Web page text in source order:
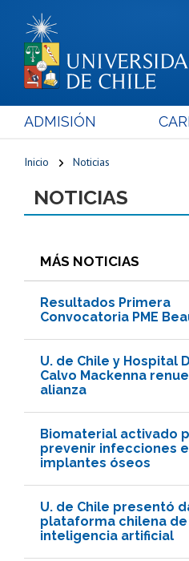
ADMISIÓN
Inicio Noticias
NOTICIAS
MÁS NOTICIAS
Resultados Primera
Convocatoria PME
U. de Chile y Hospital
Calvo Mackenna
alianza
Biomaterial activado
prevenir infecciones
implantes óseos
U. de Chile presentó
plataforma chilena de
inteligencia artificial